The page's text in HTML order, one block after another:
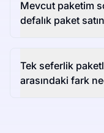
Mevcut paketim
defalık paket
Tek seferlik
arasındaki fark